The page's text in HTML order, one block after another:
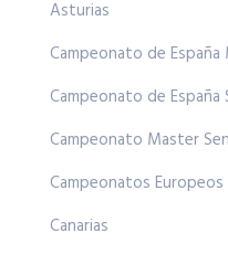
Asturias
Campeonato de
Campeonato de España
Campeonato Master
Campeonatos Europeos
Canarias